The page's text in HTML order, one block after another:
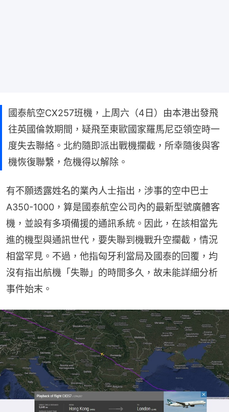
國泰航空CX257班機，上周六（4日）由本港出發飛
往英國倫敦期間，疑飛至東歐國家羅馬尼亞領空時一
度失去聯絡。北約隨即派出戰機攔截，所幸隨後與客
機恢復聯繫，危機得以解除。
有不願透露姓名的業內人士指出，涉事的空中巴士
A350-1000，算是國泰航空公司內的最新型號廣體客
機，並設有多項備援的通訊系統。因此，在該相當先
進的機型與通訊世代，要失聯到機戰升空攔截，情況
相當罕見。不過，他指匈牙利當局及國泰的回覆，均
沒有指出航機「失聯」的時間多久，故未能詳細分析
事件始末。